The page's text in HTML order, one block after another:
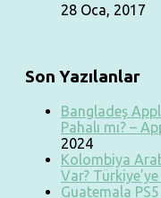
28 Oca, 2017
Son Yazılanlar
Bangladeş
Pahalı mı? –
2024
Kolombiya
Var?
Guatemala